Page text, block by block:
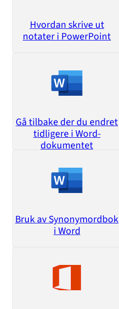
Hvordan skrive ut
notater i PowerPoint
Gå tilbake der du endret
tidligere i Word-
dokumentet
Bruk av Synonymordbok
i Word